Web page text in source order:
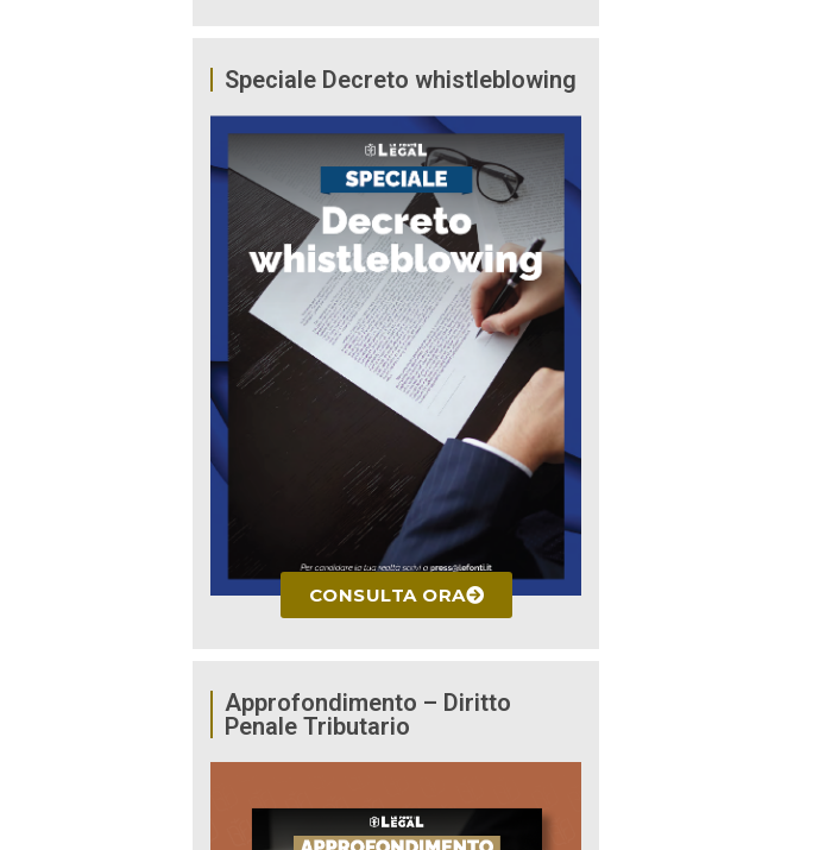
Speciale Decreto whistleblowing
CONSULTA ORA
Approfondimento – Diritto
Penale Tributario